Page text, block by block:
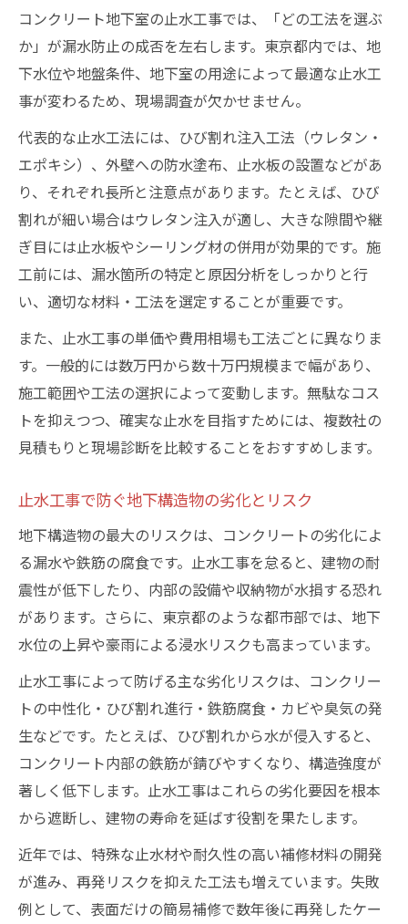
コンクリート地下室の止水工事では、「どの工法を選ぶ
か」が漏水防止の成否を左右します。東京都内では、地
下水位や地盤条件、地下室の用途によって最適な止水工
事が変わるため、現場調査が欠かせません。
代表的な止水工法には、ひび割れ注入工法（ウレタン・
エポキシ）、外壁への防水塗布、止水板の設置などがあ
り、それぞれ長所と注意点があります。たとえば、ひび
割れが細い場合はウレタン注入が適し、大きな隙間や継
ぎ目には止水板やシーリング材の併用が効果的です。施
工前には、漏水箇所の特定と原因分析をしっかりと行
い、適切な材料・工法を選定することが重要です。
また、止水工事の単価や費用相場も工法ごとに異なりま
す。一般的には数万円から数十万円規模まで幅があり、
施工範囲や工法の選択によって変動します。無駄なコス
トを抑えつつ、確実な止水を目指すためには、複数社の
見積もりと現場診断を比較することをおすすめします。
止水工事で防ぐ地下構造物の劣化とリスク
地下構造物の最大のリスクは、コンクリートの劣化によ
る漏水や鉄筋の腐食です。止水工事を怠ると、建物の耐
震性が低下したり、内部の設備や収納物が水損する恐れ
があります。さらに、東京都のような都市部では、地下
水位の上昇や豪雨による浸水リスクも高まっています。
止水工事によって防げる主な劣化リスクは、コンクリー
トの中性化・ひび割れ進行・鉄筋腐食・カビや臭気の発
生などです。たとえば、ひび割れから水が侵入すると、
コンクリート内部の鉄筋が錆びやすくなり、構造強度が
著しく低下します。止水工事はこれらの劣化要因を根本
から遮断し、建物の寿命を延ばす役割を果たします。
近年では、特殊な止水材や耐久性の高い補修材料の開発
が進み、再発リスクを抑えた工法も増えています。失敗
例として、表面だけの簡易補修で数年後に再発したケー